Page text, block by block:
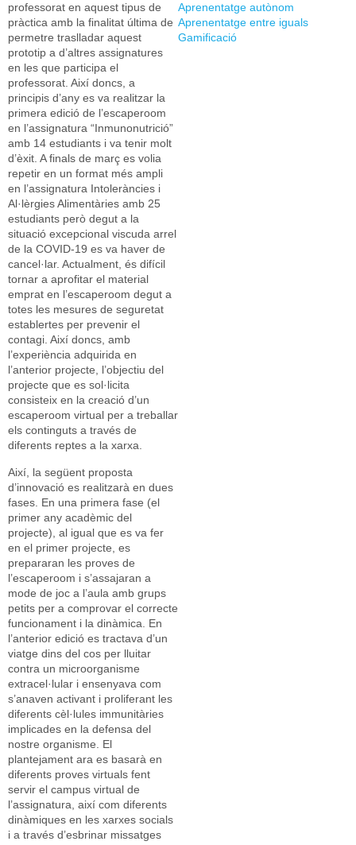
professorat en aquest tipus de
pràctica amb la finalitat última de
permetre traslladar aquest
prototip a d’altres assignatures
en les que participa el
professorat. Així doncs, a
principis d’any es va realitzar la
primera edició de l’escaperoom
en l’assignatura “Inmunonutrició”
amb 14 estudiants i va tenir molt
d’èxit. A finals de març es volia
repetir en un format més ampli
en l’assignatura Intoleràncies i
Al·lèrgies Alimentàries amb 25
estudiants però degut a la
situació excepcional viscuda arrel
de la COVID-19 es va haver de
cancel·lar. Actualment, és difícil
tornar a aprofitar el material
emprat en l’escaperoom degut a
totes les mesures de seguretat
establertes per prevenir el
contagi. Així doncs, amb
l’experiència adquirida en
l’anterior projecte, l’objectiu del
projecte que es sol·licita
consisteix en la creació d’un
escaperoom virtual per a treballar
els continguts a través de
diferents reptes a la xarxa.
Així, la següent proposta
d’innovació es realitzarà en dues
fases. En una primera fase (el
primer any acadèmic del
projecte), al igual que es va fer
en el primer projecte, es
prepararan les proves de
l’escaperoom i s’assajaran a
mode de joc a l’aula amb grups
petits per a comprovar el correcte
funcionament i la dinàmica. En
l’anterior edició es tractava d’un
viatge dins del cos per lluitar
contra un microorganisme
extracel·lular i ensenyava com
s’anaven activant i proliferant les
diferents cèl·lules immunitàries
implicades en la defensa del
nostre organisme. El
plantejament ara es basarà en
diferents proves virtuals fent
servir el campus virtual de
l’assignatura, així com diferents
dinàmiques en les xarxes socials
i a través d’esbrinar missatges
Aprenentatge autònom
Aprenentatge entre iguals
Gamificació